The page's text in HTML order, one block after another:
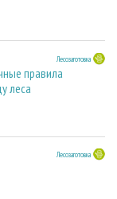
Лесозаготовка
правила
леса
Лесозаготовка